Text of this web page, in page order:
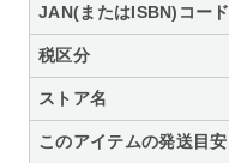
JAN(またはISBN)コード
税区分
ストア名
このアイテムの発送目安